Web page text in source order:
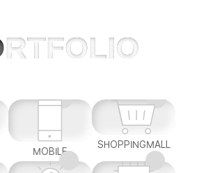
RTFOLIO
MOBILE
SHOPPINGMALL